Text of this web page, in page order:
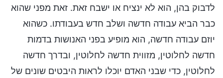
לדבוק בהן, הוא לא ינציח או ישבח זאת. זאת מפני שהוא
כבר הביא עבודה חדשה ושלב חדש בעבודתו. כשהוא
יוזם עבודה חדשה, הוא מופיע בפני האנושות בדמות
חדשה לחלוטין, מזווית חדשה לחלוטין, ובדרך חדשה
לחלוטין, כדי שבני האדם יוכלו לראות היבטים שונים של